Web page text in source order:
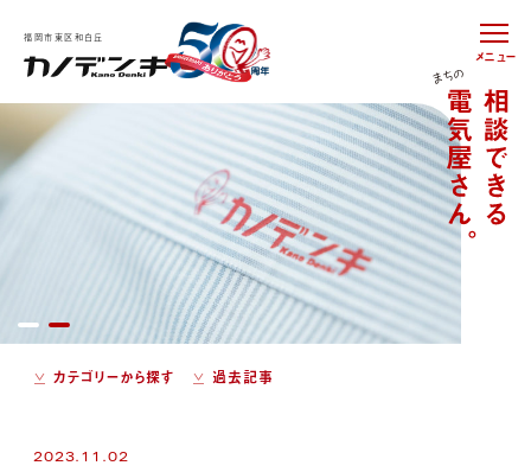
メニュー
福岡市東区和白丘
カテゴリーから探す 過去記事
2023.11.02